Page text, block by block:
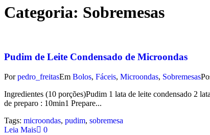
Categoria: Sobremesas
Pudim de Leite Condensado de Microondas
Porpedro_freitasEm Bolos, Fáceis, Microondas, Sobremesas
Ingredientes (10 porções)Pudim 1 lata de leite condensado 2
de preparo : 10min1 Prepare...
Tags: microondas, pudim, sobremesa
Leia Mais
0